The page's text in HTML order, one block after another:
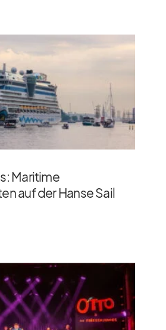
Maritime
auf der Hanse Sail